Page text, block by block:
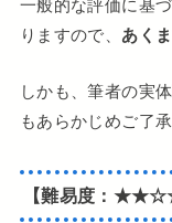
一般的な評価に基
りますので、 あく
しかも、筆者の実
もあらかじめご了
【難易度：